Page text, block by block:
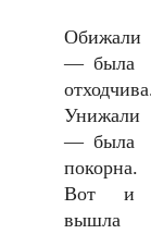
Обижали
— была
Унижали
— была
покорна.
Вот и
вышла